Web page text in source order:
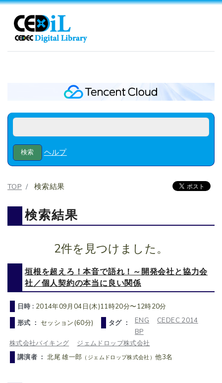
ヘルプ
TOP 検索結果
検索結果
2件を見つけました。
垣根を超えろ！本音で語れ！～開発会社と協力会
社／個人契約の本当に良い関係
日時 : 2014年09月04日(木)11時20分〜12時20分
形式 ： セッション(60分) タグ ： ENG
CEDEC 2014
BP
株式会社バイキング
ジェムドロップ株式会社
講演者 ：北尾 雄一郎 （ジェムドロップ株式会社）他3名